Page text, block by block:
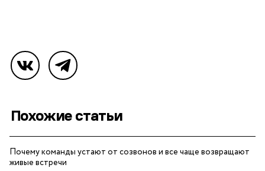
Похожие статьи
Почему команды устают от созвонов и все чаще возвращают
живые встречи